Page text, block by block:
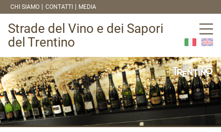
CHI SIAMO CONTATTI MEDIA
Strade del Vino e dei Sapori
del Trentino